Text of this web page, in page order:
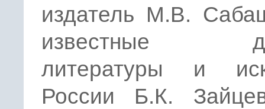
издатель М.В.
известные
литературы и
России Б.К.